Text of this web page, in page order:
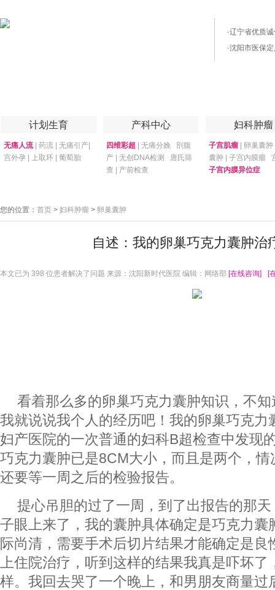
·辽宁省优质
·沈阳市医保
计划生育
无痛人流| 药流 无痛引产
宫外孕
上取环 葡萄胎
产科中心
四维彩超 无痛分娩
剖腹
产
无创DNA检测
唐氏筛
查
产前检查
妇科肿瘤
子宫肌瘤
卵巢囊肿
囊肿
子宫内膜瘤
子宫内膜异位症
您的位置： 首页 > 妇科肿瘤 > 卵巢囊肿
自述：我的卵巢巧克力囊肿治
本文已为 398 位患者解决了问题 来源：沈阳新时代医院 编辑：网络部 [在线咨询] [
看着那么多的卵巢巧克力囊肿知识，不
我就说说我个人的经历吧！我的卵巢巧克力
妇产医院的一次普通的妇科B超检查中发现
巧克力囊肿已是8CM大小，而且是两个，
还要等一周之后的检验报告。
提心吊胆的过了一周，到了出报告的那
子眼上来了，我的囊肿具体确定是巧克力囊
际尚清，需要手术后切片结果才能确定是良
上住院治疗，听到这样的结果我真是吓坏
样。我回去哭了一个晚上，和男朋友商量过